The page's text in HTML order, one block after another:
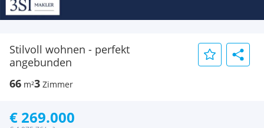
Stilvoll wohnen - perfekt
angebunden
66 m²3 Zimmer
€ 269.000